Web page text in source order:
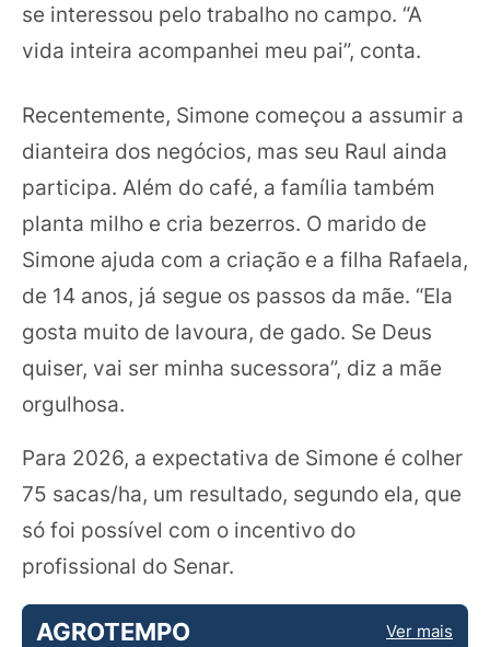
se interessou pelo trabalho no campo. “A
vida inteira acompanhei meu pai”, conta.
Recentemente, Simone começou a assumir a
dianteira dos negócios, mas seu Raul ainda
participa. Além do café, a família também
planta milho e cria bezerros. O marido de
Simone ajuda com a criação e a filha Rafaela,
de 14 anos, já segue os passos da mãe. “Ela
gosta muito de lavoura, de gado. Se Deus
quiser, vai ser minha sucessora”, diz a mãe
orgulhosa.
Para 2026, a expectativa de Simone é colher
75 sacas/ha, um resultado, segundo ela, que
só foi possível com o incentivo do
profissional do Senar.
AGROTEMPO Ver mais